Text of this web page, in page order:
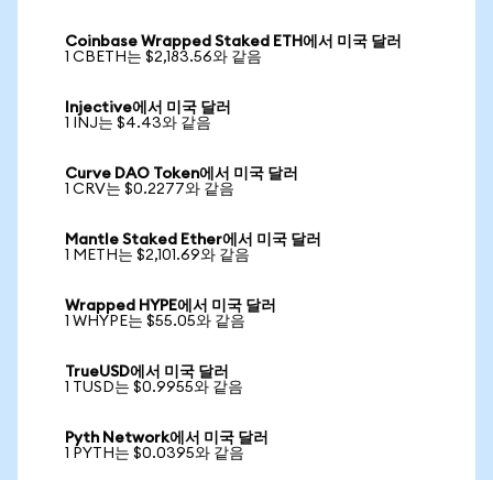
Coinbase Wrapped Staked ETH에서 미국 달러
1 CBETH는 $2,183.56와 같음
Injective에서 미국 달러
1 INJ는 $4.43와 같음
Curve DAO Token에서 미국 달러
1 CRV는 $0.2277와 같음
Mantle Staked Ether에서 미국 달러
1 METH는 $2,101.69와 같음
Wrapped HYPE에서 미국 달러
1 WHYPE는 $55.05와 같음
TrueUSD에서 미국 달러
1 TUSD는 $0.9955와 같음
Pyth Network에서 미국 달러
1 PYTH는 $0.0395와 같음